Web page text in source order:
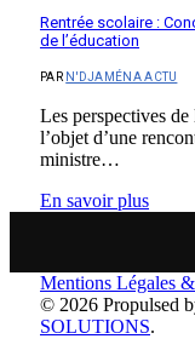
Rentrée scolaire :
de l’éducation
PAR N'DJAMÉNA ACTU
Les perspectives
l’objet d’une
ministre…
En savoir plus
Mentions Légales
© 2026 Propulsed
SOLUTIONS.